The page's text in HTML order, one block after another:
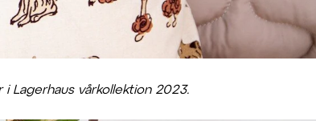
Lagerhaus vårkollektion 2023.